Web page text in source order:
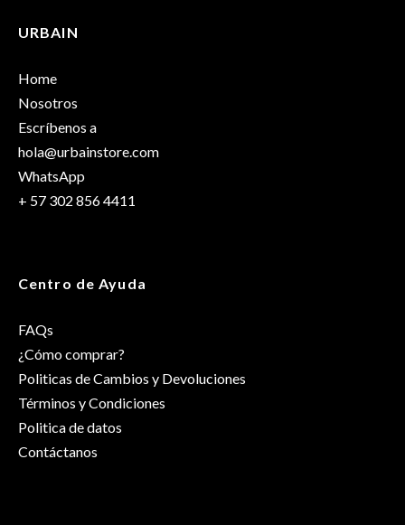
URBAIN
Home
Nosotros
Escríbenos a
hola@urbainstore.com
WhatsApp
+ 57 302 856 4411
Centro de Ayuda
FAQs
¿Cómo comprar?
Politicas de Cambios y Devoluciones
Términos y Condiciones
Politica de datos
Contáctanos